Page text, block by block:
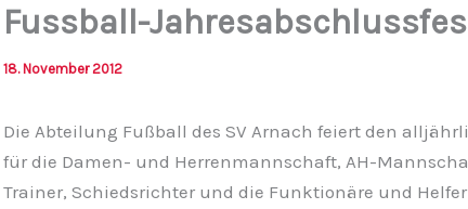
Fussball-
18. November 2012
Die Abteilung Fußball des SV Arnach feiert den
für die Damen- und Herrenmannschaft, AH-
Trainer, Schiedsrichter und die Funktionäre und